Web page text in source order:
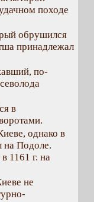
походе
обрушился
принадлежал
по-
в
однако в
на Подоле.
1161 г. на
не